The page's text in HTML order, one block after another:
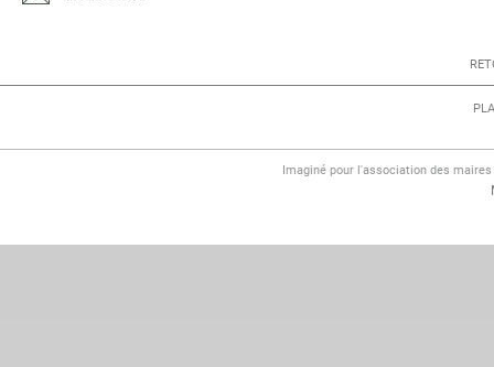
Imaginé pour l'association des